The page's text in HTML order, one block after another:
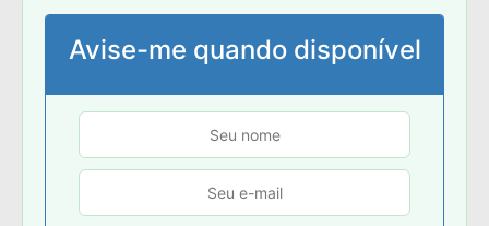
Avise-me quando disponível